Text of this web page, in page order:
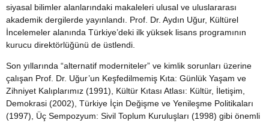
siyasal bilimler alanlarındaki makaleleri ulusal ve uluslararası
akademik dergilerde yayınlandı. Prof. Dr. Aydın Uğur, Kültürel
İncelemeler alanında Türkiye’deki ilk yüksek lisans programının
kurucu direktörlüğünü de üstlendi.
Son yıllarında “alternatif moderniteler” ve kimlik sorunları üzerine
çalışan Prof. Dr. Uğur’un Keşfedilmemiş Kıta: Günlük Yaşam ve
Zihniyet Kalıplarımız (1991), Kültür Kıtası Atlası: Kültür, İletişim,
Demokrasi (2002), Türkiye İçin Değişme ve Yenileşme Politikaları
(1997), Üç Sempozyum: Sivil Toplum Kuruluşları (1998) gibi önemli